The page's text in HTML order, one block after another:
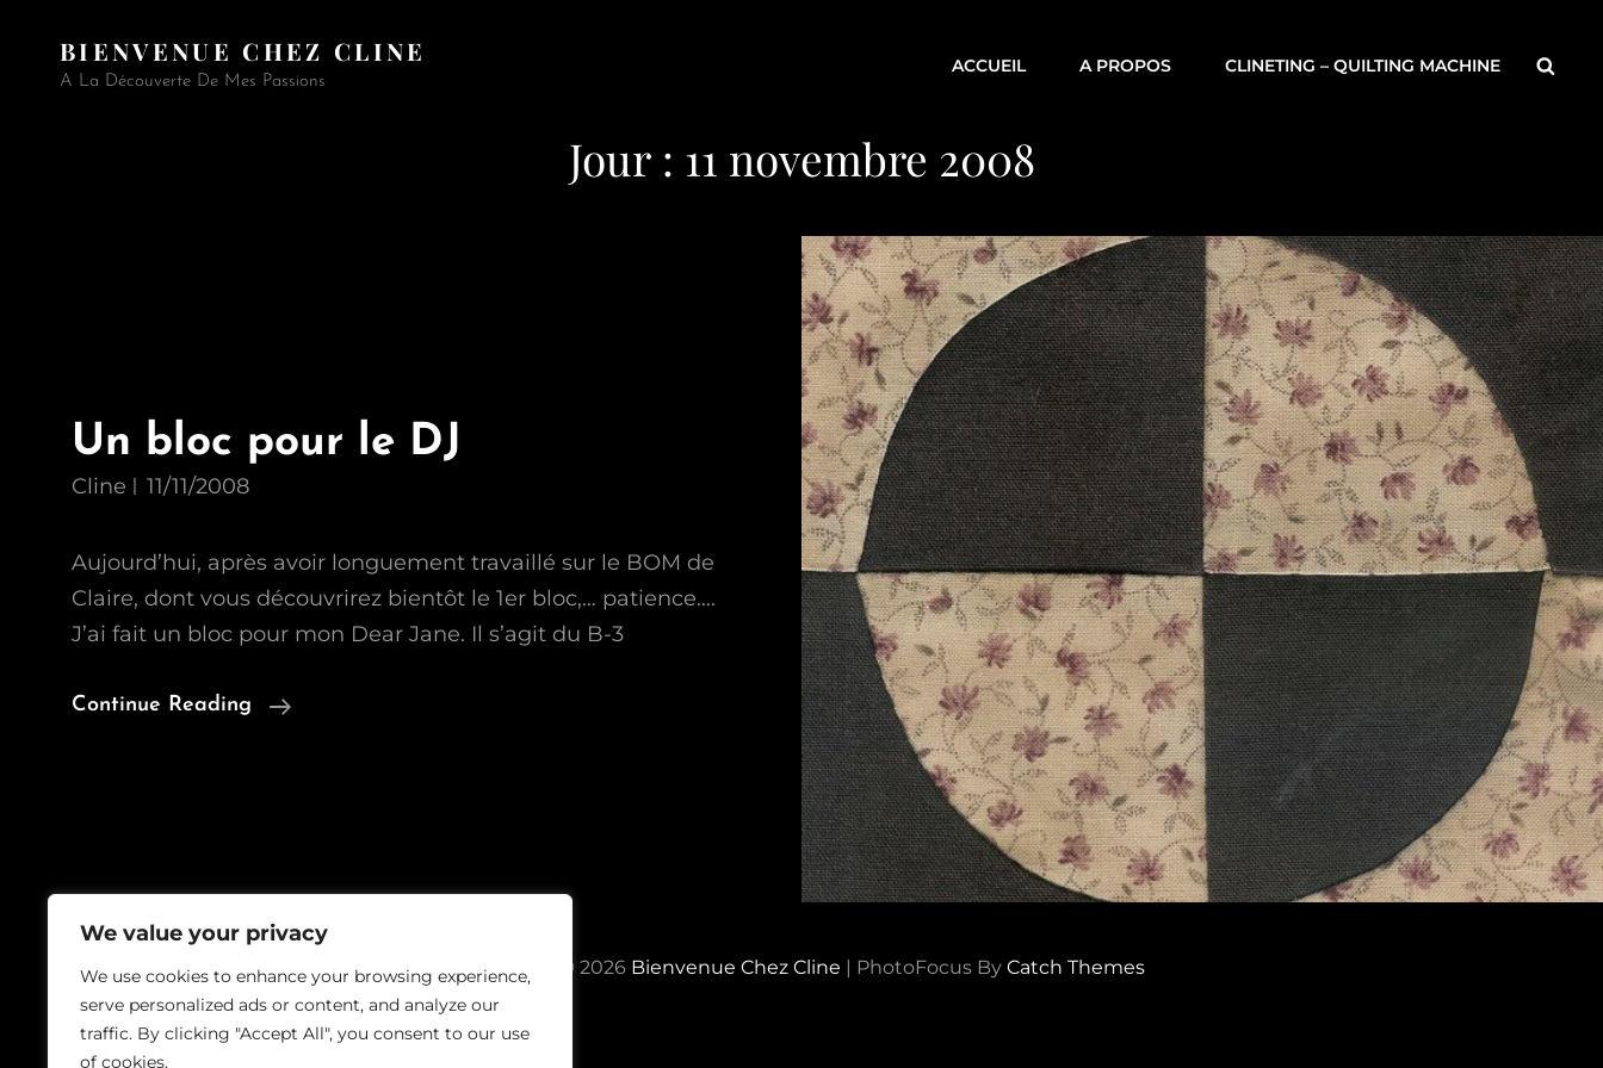
We value your privacy
We use cookies to enhance your browsing experience,
serve personalized ads or content, and analyze our
traffic. By clicking "Accept All", you consent to our use
of cookies.
BIENVENUE CHEZ CLINE
A La Découverte De Mes Passions
ACCUEIL A PROPOS CLINETING – QUILTING MACHINE
Jour : 11 novembre 2008
Un bloc pour le DJ
Cline 11/11/2008
Aujourd’hui, après avoir longuement travaillé sur le BOM de
Claire, dont vous découvrirez bientôt le 1er bloc,… patience….
J’ai fait un bloc pour mon Dear Jane. Il s’agit du B-3
Continue Reading
Un
Copyright © 2026 Bienvenue Chez Cline | PhotoFocus By Catch Themes